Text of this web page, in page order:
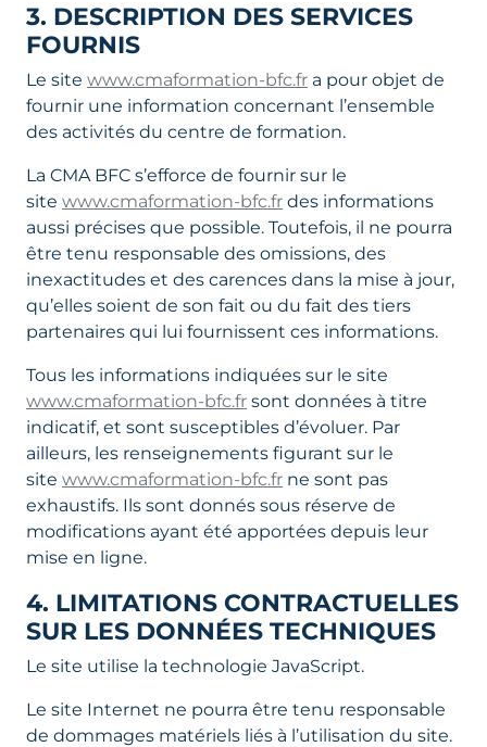
3. DESCRIPTION DES SERVICES
FOURNIS
Le site www.cmaformation-bfc.fr a pour objet de
fournir une information concernant l’ensemble
des activités du centre de formation.
La CMA BFC s’efforce de fournir sur le
site www.cmaformation-bfc.fr des informations
aussi précises que possible. Toutefois, il ne pourra
être tenu responsable des omissions, des
inexactitudes et des carences dans la mise à jour,
qu’elles soient de son fait ou du fait des tiers
partenaires qui lui fournissent ces informations.
Tous les informations indiquées sur le site
www.cmaformation-bfc.fr sont données à titre
indicatif, et sont susceptibles d’évoluer. Par
ailleurs, les renseignements figurant sur le
site www.cmaformation-bfc.fr ne sont pas
exhaustifs. Ils sont donnés sous réserve de
modifications ayant été apportées depuis leur
mise en ligne.
4. LIMITATIONS CONTRACTUELLES
SUR LES DONNÉES TECHNIQUES
Le site utilise la technologie JavaScript.
Le site Internet ne pourra être tenu responsable
de dommages matériels liés à l’utilisation du site.